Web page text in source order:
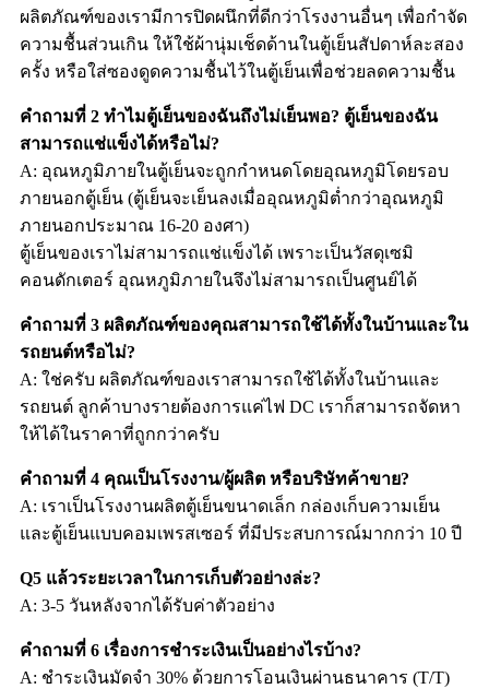
ผลิตภัณฑ์ของเรามีการปิดผนึกที่ดีกว่าโรงงานอื่นๆ เพื่อกำจัด
ความชื้นส่วนเกิน ให้ใช้ผ้านุ่มเช็ดด้านในตู้เย็นสัปดาห์ละสอง
ครั้ง หรือใส่ซองดูดความชื้นไว้ในตู้เย็นเพื่อช่วยลดความชื้น
คำถามที่ 2 ทำไมตู้เย็นของฉันถึงไม่เย็นพอ? ตู้เย็นของฉัน
สามารถแช่แข็งได้หรือไม่?
A: อุณหภูมิภายในตู้เย็นจะถูกกำหนดโดยอุณหภูมิโดยรอบ
ภายนอกตู้เย็น (ตู้เย็นจะเย็นลงเมื่ออุณหภูมิต่ำกว่าอุณหภูมิ
ภายนอกประมาณ 16-20 องศา)
ตู้เย็นของเราไม่สามารถแช่แข็งได้ เพราะเป็นวัสดุเซมิ
คอนดักเตอร์ อุณหภูมิภายในจึงไม่สามารถเป็นศูนย์ได้
คำถามที่ 3 ผลิตภัณฑ์ของคุณสามารถใช้ได้ทั้งในบ้านและใน
รถยนต์หรือไม่?
A: ใช่ครับ ผลิตภัณฑ์ของเราสามารถใช้ได้ทั้งในบ้านและ
รถยนต์ ลูกค้าบางรายต้องการแค่ไฟ DC เราก็สามารถจัดหา
ให้ได้ในราคาที่ถูกกว่าครับ
คำถามที่ 4 คุณเป็นโรงงาน/ผู้ผลิต หรือบริษัทค้าขาย?
A: เราเป็นโรงงานผลิตตู้เย็นขนาดเล็ก กล่องเก็บความเย็น
และตู้เย็นแบบคอมเพรสเซอร์ ที่มีประสบการณ์มากกว่า 10 ปี
Q5 แล้วระยะเวลาในการเก็บตัวอย่างล่ะ?
A: 3-5 วันหลังจากได้รับค่าตัวอย่าง
คำถามที่ 6 เรื่องการชำระเงินเป็นอย่างไรบ้าง?
A: ชำระเงินมัดจำ 30% ด้วยการโอนเงินผ่านธนาคาร (T/T)